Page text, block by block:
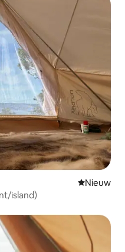
Nieuwe
Nieuw
island)